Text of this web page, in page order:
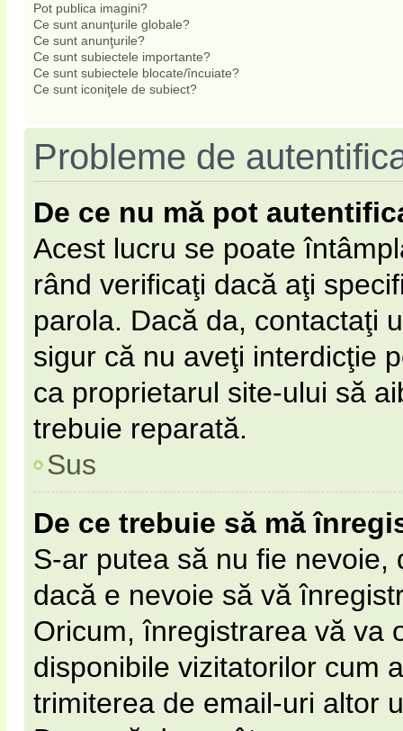
Pot publica imagini?
Ce sunt anunţurile globale?
Ce sunt anunţurile?
Ce sunt subiectele importante?
Ce sunt subiectele blocate/încuiate?
Ce sunt iconiţele de subiect?
Probleme de
De ce nu mă pot
Acest lucru se poate
rând verificaţi dacă aţi
parola. Dacă da, contactaţi
sigur că nu aveţi interdicţie
ca proprietarul site-ului să
trebuie reparată.
Sus
De ce trebuie să mă
S-ar putea să nu fie
dacă e nevoie să vă
Oricum, înregistrarea vă va
disponibile vizitatorilor cum
trimiterea de email-uri altor